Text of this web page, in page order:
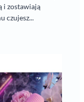
i zostawiają
czujesz...